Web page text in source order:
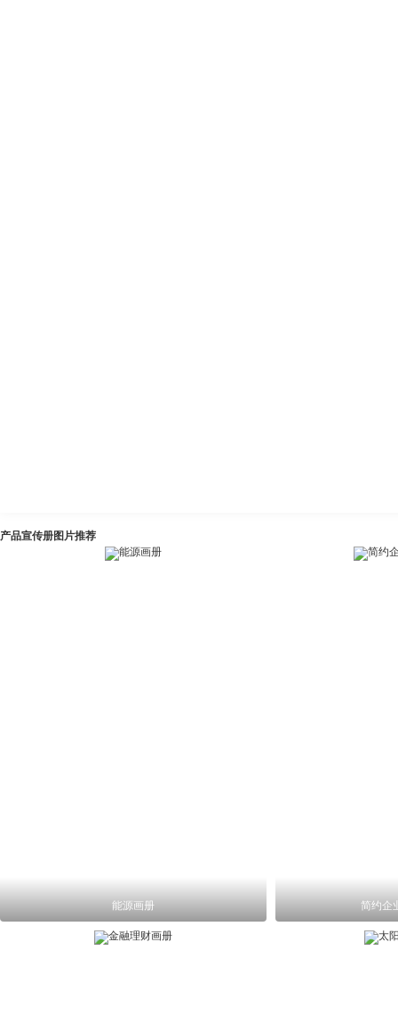
产品宣传册图片推荐
能源画册 简约企